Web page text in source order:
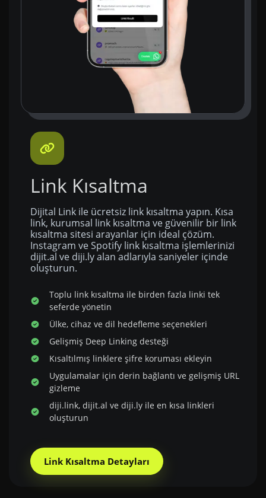
Link Kısaltma
Dijital Link ile ücretsiz link kısaltma yapın. Kısa
link, kurumsal link kısaltma ve güvenilir bir link
kısaltma sitesi arayanlar için ideal çözüm.
Instagram ve Spotify link kısaltma işlemlerinizi
dijit.al ve diji.ly alan adlarıyla saniyeler içinde
oluşturun.
Toplu link kısaltma ile birden fazla linki tek
seferde yönetin
Ülke, cihaz ve dil hedefleme seçenekleri
Gelişmiş Deep Linking desteği
Kısaltılmış linklere şifre koruması ekleyin
Uygulamalar için derin bağlantı ve gelişmiş URL
gizleme
diji.link, dijit.al ve diji.ly ile en kısa linkleri
oluşturun
Link Kısaltma Detayları